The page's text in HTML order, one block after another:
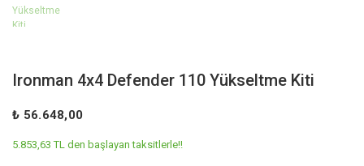
Ironman 4x4 Defender 110 Yükseltme Kiti
₺ 56.648,00
5.853,63 TL den başlayan taksitlerle!!